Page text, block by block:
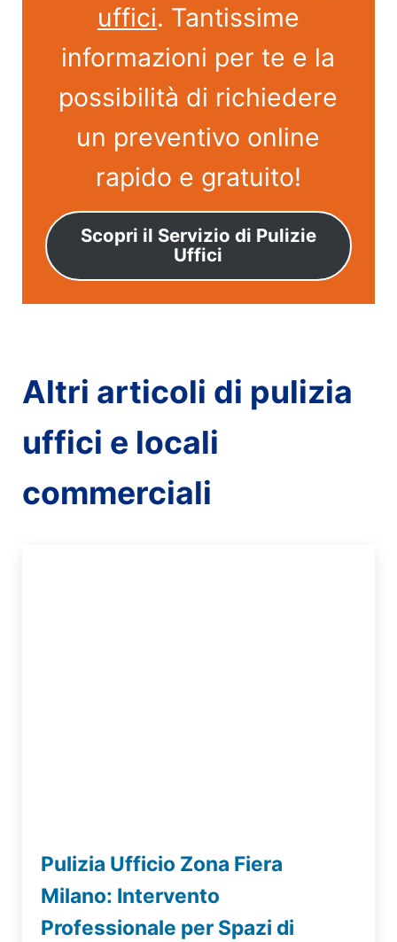
uffici. Tantissime
informazioni per te e la
possibilità di richiedere
un preventivo online
rapido e gratuito!
Scopri il Servizio di Pulizie
Uffici
Altri articoli di pulizia
uffici e locali
commerciali
Pulizia Ufficio Zona Fiera
Milano: Intervento
Professionale per Spazi di